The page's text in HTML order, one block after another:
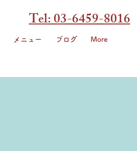
Tel: 03-6459-8016
メニュー ブログ More